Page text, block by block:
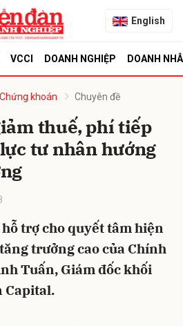
English
VCCI DOANH NGHIỆP DOANH
khoán Chuyên đề
thuế, phí tiếp
tư nhân hướng
trợ cho quyết tâm hiện
trưởng cao của Chính
Tuấn, Giám đốc khối
Capital.
Hủy